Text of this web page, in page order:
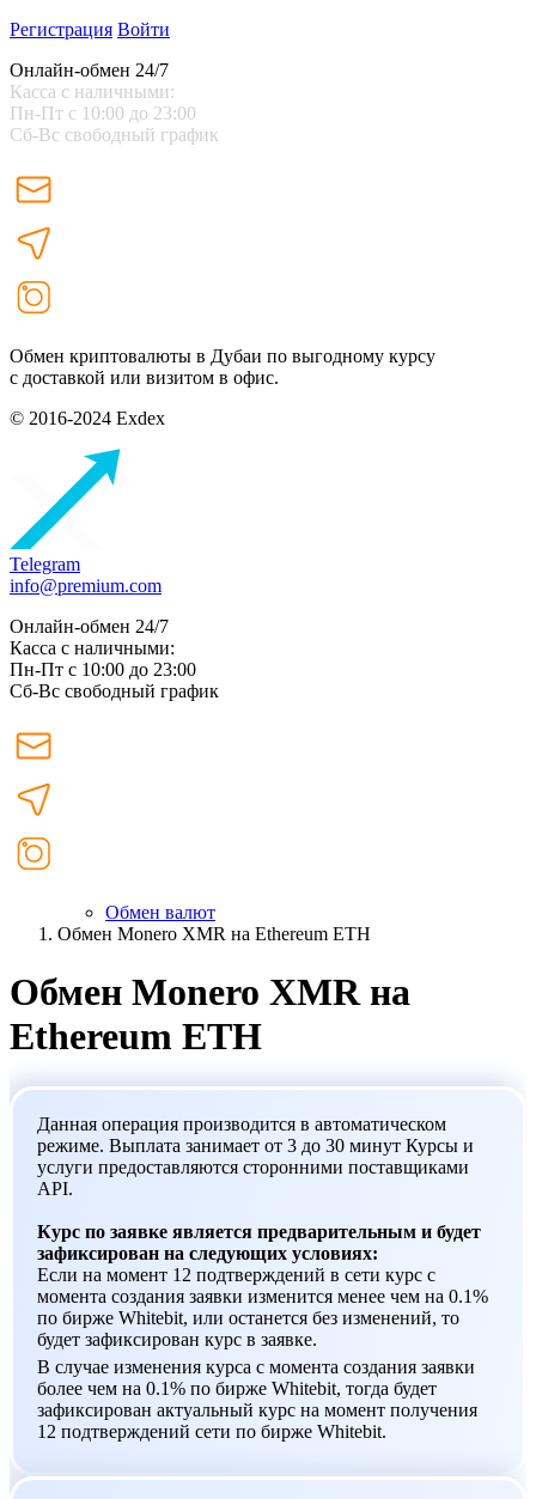
Регистрация Войти
Онлайн-обмен 24/7
Касса с наличными:
Пн-Пт с 10:00 до 23:00
Сб-Вс свободный график
Обмен криптовалюты в Дубаи по выгодному курсу
с доставкой или визитом в офис.
© 2016-2024 Exdex
Telegram
info@premium.com
Онлайн-обмен 24/7
Касса с наличными:
Пн-Пт с 10:00 до 23:00
Сб-Вс свободный график
Обмен валют
Обмен Monero XMR на Ethereum ETH
Обмен Monero XMR на
Ethereum ETH
Данная операция производится в автоматическом
режиме. Выплата занимает от 3 до 30 минут Курсы и
услуги предоставляются сторонними поставщиками
API.
Курс по заявке является предварительным и будет
зафиксирован на следующих условиях:
Если на момент 12 подтверждений в сети курс с
момента создания заявки изменится менее чем на 0.1%
по бирже Whitebit, или останется без изменений, то
будет зафиксирован курс в заявке.
В случае изменения курса с момента создания заявки
более чем на 0.1% по бирже Whitebit, тогда будет
зафиксирован актуальный курс на момент получения
12 подтверждений сети по бирже Whitebit.